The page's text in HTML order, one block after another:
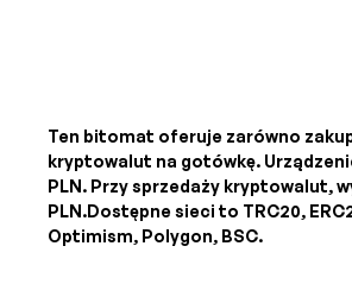
Ten bitomat oferuje zarówno
kryptowalut na gotówkę.
PLN. Przy sprzedaży kryptowalut,
PLN.Dostępne sieci to TRC20,
Optimism, Polygon, BSC.